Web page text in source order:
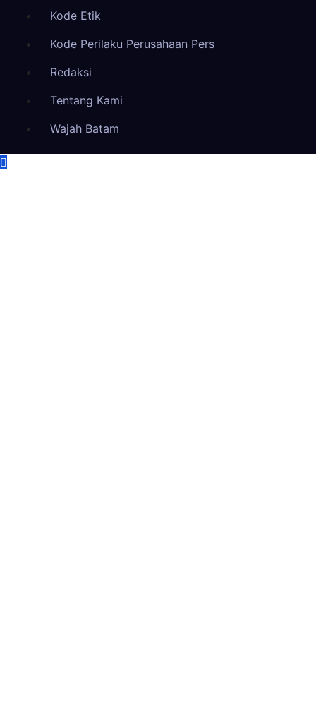
Kode Etik
Kode Perilaku Perusahaan Pers
Redaksi
Tentang Kami
Wajah Batam